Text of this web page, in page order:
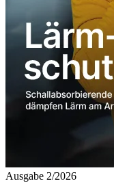
Ausgabe 2/2026